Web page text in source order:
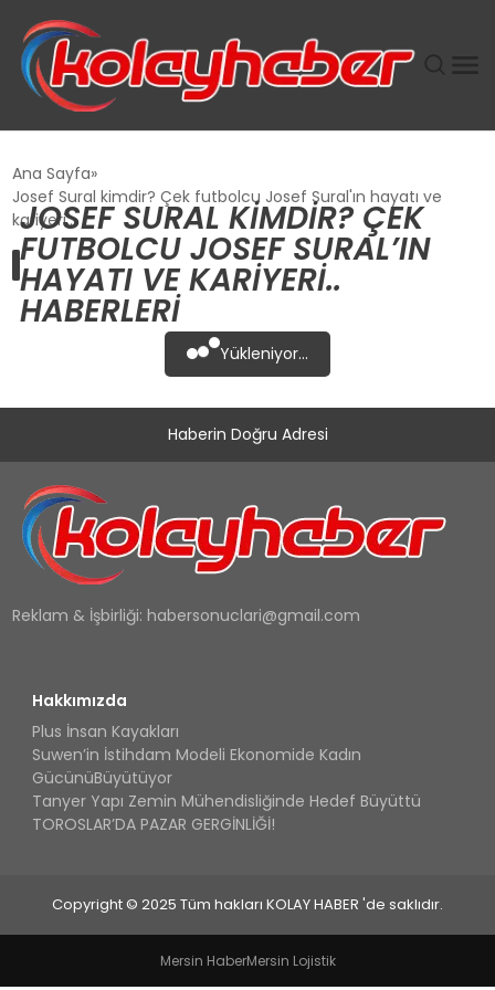
SUWEN’IN İSTIHDAM MODELI EKONOMIDE KADIN
GÜCÜNÜBÜYÜTÜYOR
TANYER YAPI ZEMIN MÜHENDISLIĞINDE HEDEF
BÜYÜTTÜ
Ana Sayfa
Josef Sural kimdir? Çek futbolcu Josef Sural'ın hayatı ve
kariyeri..
JOSEF SURAL KIMDIR? ÇEK
FUTBOLCU JOSEF SURAL’IN
HAYATI VE KARIYERI..
HABERLERI
Yükleniyor...
Haberin Doğru Adresi
Reklam & İşbirliği: habersonuclari@gmail.com
Hakkımızda
Plus İnsan Kayakları
Suwen’in İstihdam Modeli Ekonomide Kadın
GücünüBüyütüyor
Tanyer Yapı Zemin Mühendisliğinde Hedef Büyüttü
TOROSLAR’DA PAZAR GERGİNLİĞİ!
Copyright © 2025 Tüm hakları KOLAY HABER 'de saklıdır.
Mersin HaberMersin Lojistik